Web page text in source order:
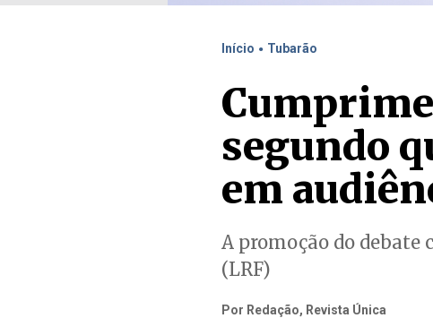
Início . Tubarão
segundo
em
A promoção do debate
(LRF)
Por Redação, Revista Única